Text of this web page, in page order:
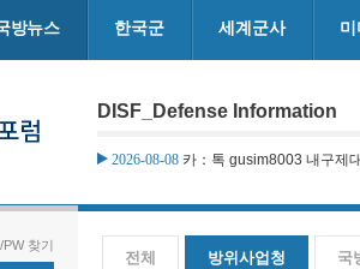
방뉴스 한국군 세계군사 미
DISF_Defense Information
2026-08-08 카：톡 gusim8003 내구제
2026-08-07 카지노솔루션 카지노솔루
PW 찾기
전체 방위사업청 국
북5
북5